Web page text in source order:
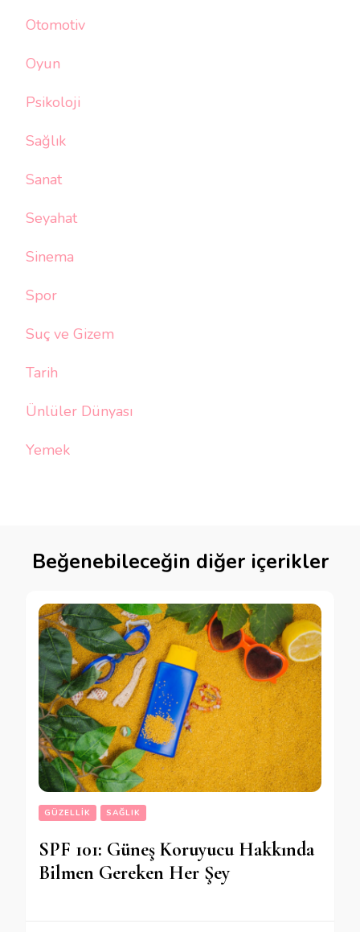
Otomotiv
Oyun
Psikoloji
Sağlık
Sanat
Seyahat
Sinema
Spor
Suç ve Gizem
Tarih
Ünlüler Dünyası
Yemek
Beğenebileceğin diğer içerikler
GÜZELLIK SAĞLIK
SPF 101: Güneş Koruyucu Hakkında
Bilmen Gereken Her Şey